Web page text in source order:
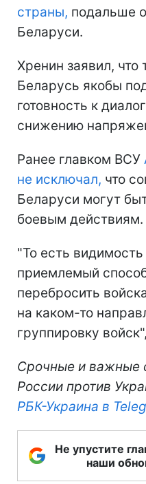
страны, подальше
Беларуси.
Хренин заявил, что
Беларусь якобы
готовность к
снижению
Ранее главком ВСУ
не исключал, что
Беларуси могут
боевым действиям.
"То есть
приемлемый
перебросить
на каком-то
группировку
Срочные и важные
России против
РБК-Украина в
Не упустите
наши